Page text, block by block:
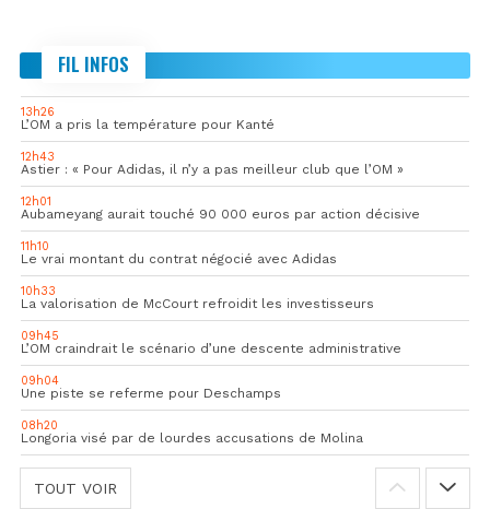
FIL INFOS
13h26
L’OM a pris la température pour Kanté
12h43
Astier : « Pour Adidas, il n’y a pas meilleur club que l’OM »
12h01
Aubameyang aurait touché 90 000 euros par action décisive
11h10
Le vrai montant du contrat négocié avec Adidas
10h33
La valorisation de McCourt refroidit les investisseurs
09h45
L’OM craindrait le scénario d’une descente administrative
09h04
Une piste se referme pour Deschamps
08h20
Longoria visé par de lourdes accusations de Molina
TOUT VOIR